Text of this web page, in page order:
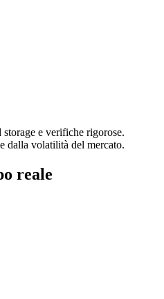
e verifiche rigorose.
dalla volatilità del mercato.
reale